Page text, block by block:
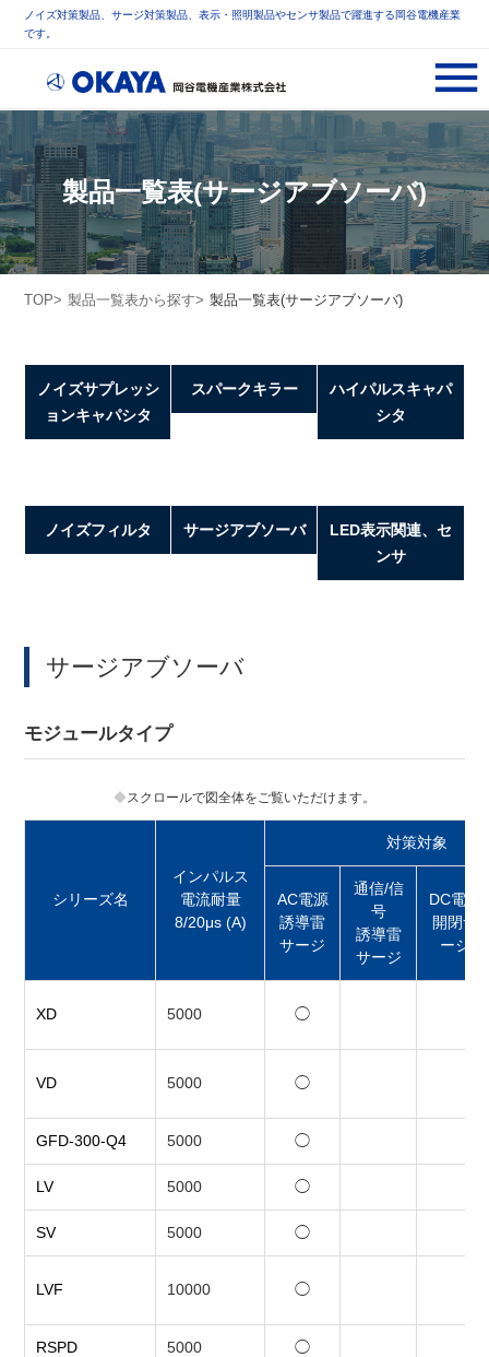
ノイズ対策製品、サージ対策製品、表示・照明製品やセンサ製品で躍進する岡谷電機産業
です。
製品一覧表(サージアブソーバ)
TOP 製品一覧表から探す 製品一覧表(サージアブソーバ)
ノイズサプレッシ
ョンキャパシタ
スパークキラー
ハイパルスキャパ
シタ
ノイズフィルタ サージアブソーバ
LED表示関連、セ
ンサ
サージアブソーバ
モジュールタイプ
スクロールで図全体をご覧いただけます。
シリーズ名
インパルス
電流耐量
8/20μs (A)
対策対象
AC電源
誘導雷
サージ
通信/信
号
誘導雷
サージ
DC電源
開閉サ
ージ
XD 5000 ◯
VD 5000 ◯
GFD-300-Q4 5000 ◯
LV 5000 ◯
SV 5000 ◯
LVF 10000 ◯
RSPD 5000 ◯